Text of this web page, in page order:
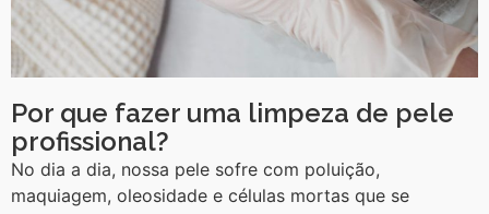
Por que fazer uma limpeza de pele
profissional?
No dia a dia, nossa pele sofre com poluição,
maquiagem, oleosidade e células mortas que se